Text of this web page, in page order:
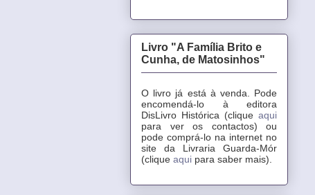
Livro "A Família Brito e
Cunha, de Matosinhos"
O livro já está à venda. Pode
encomendá-lo à editora
DisLivro Histórica (clique aqui
para ver os contactos) ou
pode comprá-lo na internet no
site da Livraria Guarda-Mór
(clique aqui para saber mais).